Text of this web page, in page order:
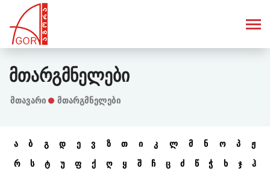
Მთარგმნელები
Მთავარი მთარგმნელები
ა ბ გ დ ე ვ ზ თ ი კ ლ მ ნ ო პ
ჟ
რ
ს ტ უ ფ ქ ღ ყ შ ჩ ც ძ წ ჭ ხ ჯ
ჰ